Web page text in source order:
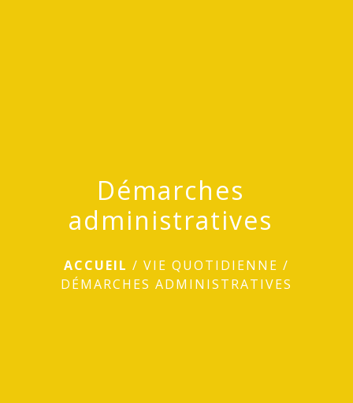
Démarches
administratives
ACCUEIL / VIE QUOTIDIENNE /
DÉMARCHES ADMINISTRATIVES